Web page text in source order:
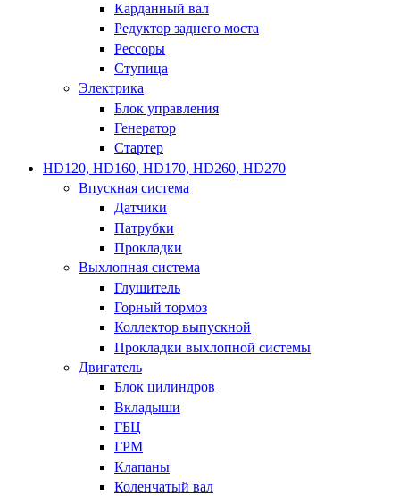
Карданный вал
Редуктор заднего моста
Рессоры
Ступица
Электрика
Блок управления
Генератор
Стартер
HD120, HD160, HD170, HD260, HD270
Впускная система
Датчики
Патрубки
Прокладки
Выхлопная система
Глушитель
Горный тормоз
Коллектор выпускной
Прокладки выхлопной системы
Двигатель
Блок цилиндров
Вкладыши
ГБЦ
ГРМ
Клапаны
Коленчатый вал